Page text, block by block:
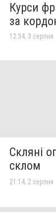
Курси
за
12:34, 3 серпня
Скляні
склом
21:14, 2 серпня